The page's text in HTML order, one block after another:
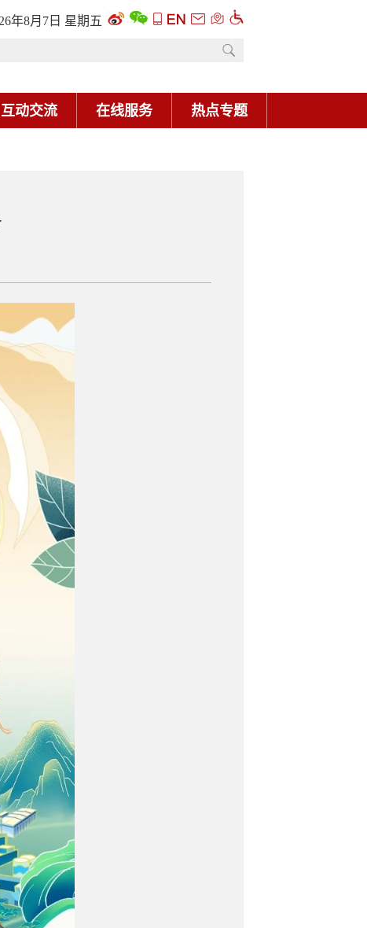
年8月7日 星期五
互动交流 在线服务 热点专题